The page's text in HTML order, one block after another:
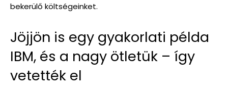
bekerülő költségeinket.
Jöjjön is egy gyakorlati példa
IBM, és a nagy ötletük – így
vetették el